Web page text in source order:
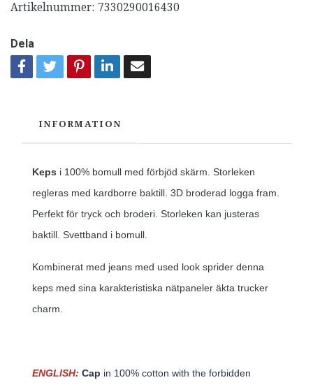
Artikelnummer: 7330290016430
Dela
INFORMATION
Keps i 100% bomull med förbjöd skärm. Storleken
regleras med kardborre baktill. 3D broderad logga fram.
Perfekt för tryck och broderi. Storleken kan justeras
baktill. Svettband i bomull.
Kombinerat med jeans med used look sprider denna
keps med sina karakteristiska nätpaneler äkta trucker
charm.
ENGLISH: Cap in 100% cotton with the forbidden